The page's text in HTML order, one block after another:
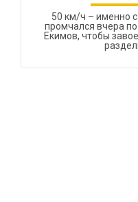
50 км/ч – именно
промчался вчера
Екимов, чтобы